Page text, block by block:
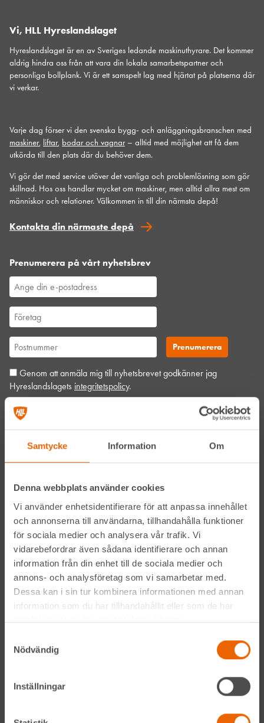
Samtycke Information Om
Denna webbplats använder cookies
Vi använder enhetsidentifierare för att anpassa innehållet
och annonserna till användarna, tillhandahålla funktioner
för sociala medier och analysera vår trafik. Vi
vidarebefordrar även sådana identifierare och annan
information från din enhet till de sociala medier och
annons- och analysföretag som vi samarbetar med.
Dessa kan i sin tur kombinera informationen med annan
information som du har tillhandahållit eller som de har
samlat in när du har använt deras tjänster.
Nödvändig
Inställningar
Vi, HLL Hyreslandslaget
Hyreslandslaget är en av Sveriges ledande maskinuthyrare. Det kommer
aldrig hindra oss från att vara din lokala samarbetspartner och
personliga bollplank. Vi är ett samspelt lag med hjärtat på platserna där
vi verkar.
Varje dag förser vi den svenska bygg- och anläggningsbranschen med
maskiner, liftar, bodar och vagnar– alltid med möjlighet att få dem
utkörda till den plats där du behöver dem.
Vi gör det med service utöver det vanliga och problemlösning som gör
skillnad. Hos oss handlar mycket om maskiner, men alltid allra mest om
människor och relationer. Välkommen in till din närmsta depå!
Kontakta din närmaste depå
Prenumerera på vårt nyhetsbrev
Genom att anmäla mig till nyhetsbrevet godkänner jag
Hyreslandslagets integritetspolicy.
Alltid nära
Facebook
LinkedIn
Navigation
Våra maskiner